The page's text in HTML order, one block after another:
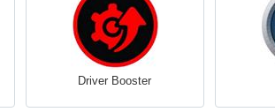
Driver Booster